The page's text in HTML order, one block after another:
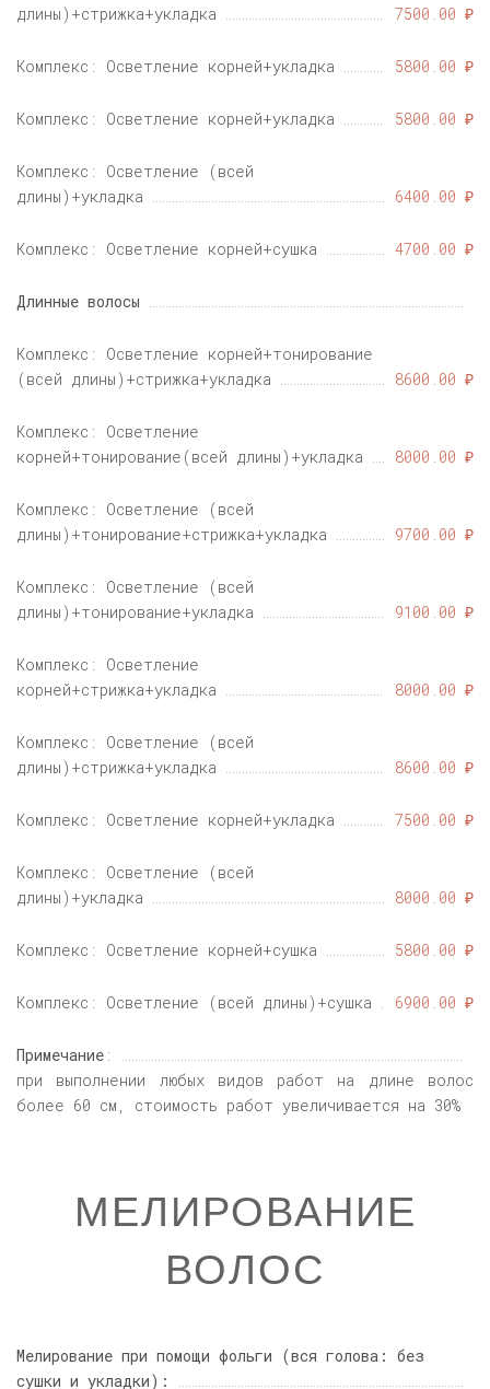
длины)+стрижка+укладка
7500.00 ₽
Комплекс: Осветление корней+укладка 5800.00 ₽
Комплекс: Осветление корней+укладка 5800.00 ₽
Комплекс: Осветление (всей
длины)+укладка
6400.00 ₽
Комплекс: Осветление корней+сушка 4700.00 ₽
Длинные волосы
Комплекс: Осветление корней+тонирование
(всей длины)+стрижка+укладка
8600.00 ₽
Комплекс: Осветление
корней+тонирование(всей длины)+укладка
8000.00 ₽
Комплекс: Осветление (всей
длины)+тонирование+стрижка+укладка
9700.00 ₽
Комплекс: Осветление (всей
длины)+тонирование+укладка
9100.00 ₽
Комплекс: Осветление
корней+стрижка+укладка
8000.00 ₽
Комплекс: Осветление (всей
длины)+стрижка+укладка
8600.00 ₽
Комплекс: Осветление корней+укладка 7500.00 ₽
Комплекс: Осветление (всей
длины)+укладка
8000.00 ₽
Комплекс: Осветление корней+сушка 5800.00 ₽
Комплекс: Осветление (всей длины)+сушка 6900.00 ₽
Примечание :
при выполнении любых видов работ на длине волос
более 60 см, стоимость работ увеличивается на 30%
МЕЛИРОВАНИЕ
ВОЛОС
Мелирование при помощи фольги (вся голова: без
сушки и укладки):